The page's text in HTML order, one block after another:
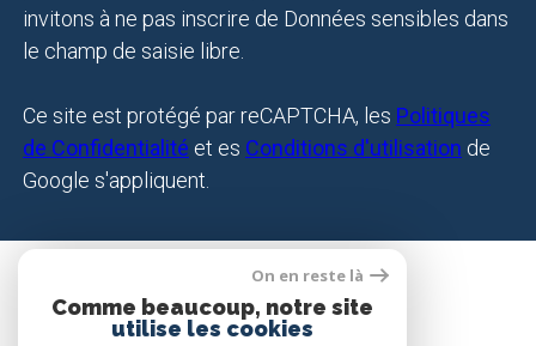
invitons à ne pas inscrire de Données sensibles dans
le champ de saisie libre.
Ce site est protégé par reCAPTCHA, les Politiques
de Confidentialité et es Conditions d'utilisation de
Google s'appliquent.
SE CONNECTER
On en reste là
Comme beaucoup, notre site
utilise les cookies